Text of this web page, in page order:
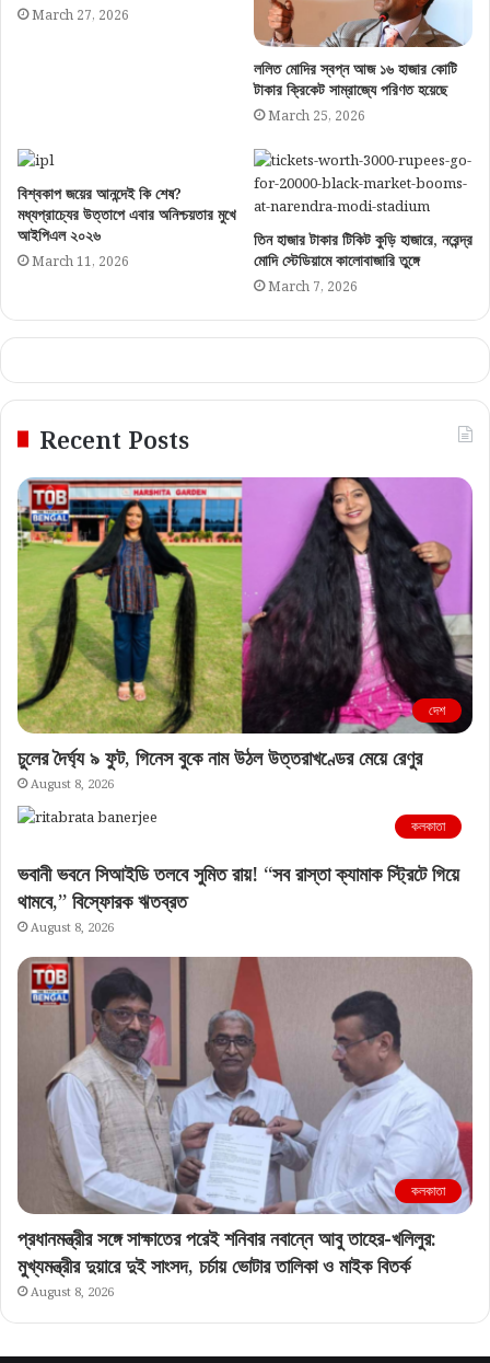
March 27, 2026
ললিত মোদির স্বপ্ন আজ ১৬ হাজার কোটি
টাকার ক্রিকেট সাম্রাজ্যে পরিণত হয়েছে
March 25, 2026
বিশ্বকাপ জয়ের আনন্দেই কি শেষ?
মধ্যপ্রাচ্যের উত্তাপে এবার অনিশ্চয়তার মুখে
আইপিএল ২০২৬
March 11, 2026
তিন হাজার টাকার টিকিট কুড়ি হাজারে, নরেন্দ্র
মোদি স্টেডিয়ামে কালোবাজারি তুঙ্গে
March 7, 2026
Recent Posts
দেশ
চুলের দৈর্ঘ্য ৯ ফুট, গিনেস বুকে নাম উঠল উত্তরাখণ্ডের মেয়ে রেণুর
August 8, 2026
কলকাতা
ভবানী ভবনে সিআইডি তলবে সুমিত রায়! “সব রাস্তা ক্যামাক স্ট্রিটে গিয়ে
থামবে,” বিস্ফোরক ঋতব্রত
August 8, 2026
কলকাতা
প্রধানমন্ত্রীর সঙ্গে সাক্ষাতের পরেই শনিবার নবান্নে আবু তাহের-খলিলুর:
মুখ্যমন্ত্রীর দুয়ারে দুই সাংসদ, চর্চায় ভোটার তালিকা ও মাইক বিতর্ক
August 8, 2026